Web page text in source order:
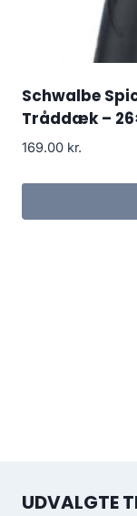
Schwalbe
Tråddæk –
169.00 kr.
UDVALGTE